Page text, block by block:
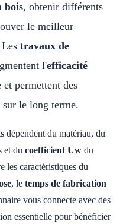
bois, obtenir différents
le meilleur
travaux de
l'efficacité
permettent des
sur le long terme.
dépendent du matériau, du
et du coefficient Uw du
les caractéristiques du
, le temps de fabrication
vous connecte avec des
essentielle pour bénéficier